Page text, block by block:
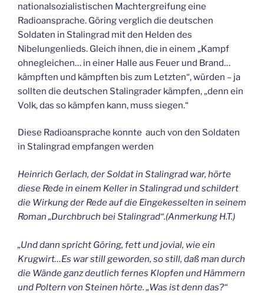
nationalsozialistischen Machtergreifung eine
Radioansprache. Göring verglich die deutschen
Soldaten in Stalingrad mit den Helden des
Nibelungenlieds. Gleich ihnen, die in einem „Kampf
ohnegleichen… in einer Halle aus Feuer und Brand…
kämpften und kämpften bis zum Letzten“, würden – ja
sollten die deutschen Stalingrader kämpfen, „denn ein
Volk, das so kämpfen kann, muss siegen.“
Diese Radioansprache konnte auch von den Soldaten
in Stalingrad empfangen werden
Heinrich Gerlach, der Soldat in Stalingrad war, hörte
diese Rede in einem Keller in Stalingrad und schildert
die Wirkung der Rede auf die Eingekesselten in seinem
Roman „Durchbruch bei Stalingrad“.(Anmerkung H.T.)
„Und dann spricht Göring, fett und jovial, wie ein
Krugwirt…Es war still geworden, so still, daß man durch
die Wände ganz deutlich fernes Klopfen und Hämmern
und Poltern von Steinen hörte. „Was ist denn das?“